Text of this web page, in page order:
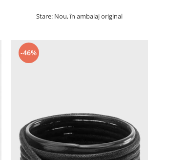
Stare: Nou, în ambalaj original
-46%